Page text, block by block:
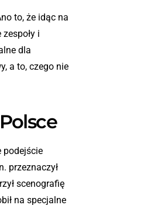
to, że idąc na
i
dla
a to, czego nie
podejście
przeznaczył
scenografię
na specjalne